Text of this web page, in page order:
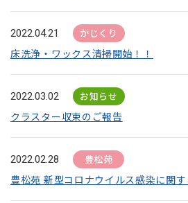
2022.04.21 かじくり
床洗浄・ワックス清掃開始！！
2022.03.02 お知らせ
クラスター収束のご報告
2022.02.28 豊松苑
豊松苑 新型コロナウイルス感染に関